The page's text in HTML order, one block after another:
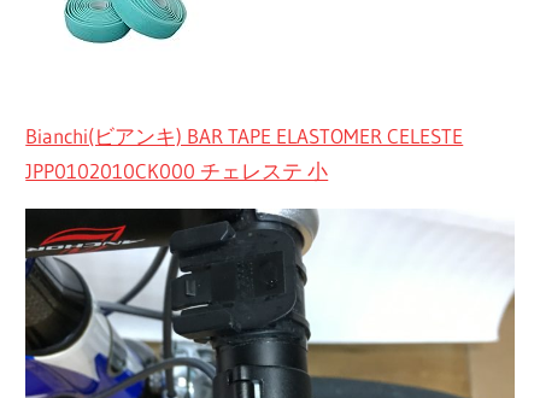
Bianchi(ビアンキ) BAR TAPE ELASTOMER CELESTE
JPP0102010CK000 チェレステ 小